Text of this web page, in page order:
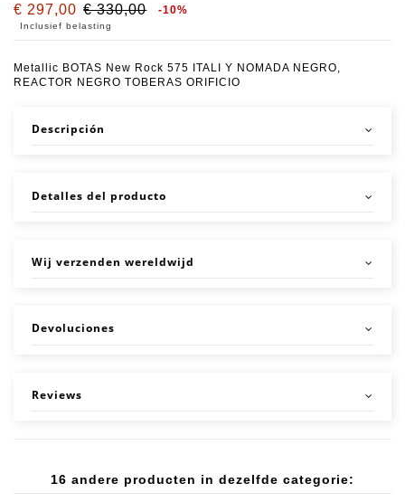
€ 297,00 € 330,00 -10%
Inclusief belasting
Metallic BOTAS New Rock 575 ITALI Y NOMADA NEGRO,
REACTOR NEGRO TOBERAS ORIFICIO
Descripción
Detalles del producto
Wij verzenden wereldwijd
Devoluciones
Reviews
16 andere producten in dezelfde categorie: